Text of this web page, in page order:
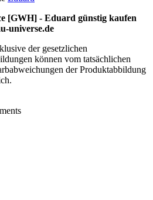
[GWH] - Eduard günstig kaufen
universe.de
der gesetzlichen
können vom tatsächlichen
der Produktabbildung